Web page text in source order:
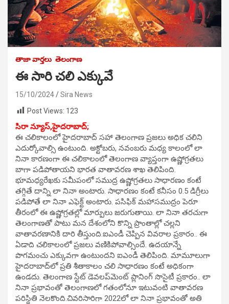
తాజా వార్తలు తెలంగాణ
ఈ సారి చలి ఎక్కువే
15/10/2024
Sira News
Post Views: 123
సిరా న్యూస్,హైదరాబాద్;
ఈ చలికాలంలో హైదరాబాద్‌ సహా తెలంగాణ ప్రజలు అధిక చలిని
ఎదుర్కోవాల్సి ఉంటుంది. అక్టోబరు, నవంబరు మధ్య కాలంలో లా
నినా కారణంగా ఈ చలికాలంలో తెలంగాణ వ్యాప్తంగా ఉష్ణోగ్రతలు
బాగా పడిపోతాయని భారత వాతావరణ శాఖ తెలిపింది.
భూమధ్యరేఖకు సమీపంలో సముద్ర ఉష్ణోగ్రతలు సాధారణం కంటే
తగ్గితే దాన్ని లా నినా అంటారు. సాధారణం కంటే కనీసం 0.5 డిగ్రీలు
పడిపోతే లా నినా ఎఫెక్ట్‌ అంటారు. పసిఫిక్ మహాసముద్రం పెరూ
తీరంలో ఈ ఉష్ణోగ్రతల్లో మార్పులు జరుగుతాయి. లా నినా తరచుగా
తెలంగాణతో పాటు మన దేశంలోని కొన్ని ప్రాంతాల్లో చల్లని
వాతావరణానికి దారి తీస్తుంది.ఐఎండీ చెప్పిన వివరాల ప్రకారం.. ఈ
ఏడాది చలికాలంలో ప్రజలు వణికిపోవాల్సిందే. ఉదయాన్నే
పొగమంచు ఎక్కువగా ఉంటుందని ఐఎండీ తెలిపింది. మామూలుగా
హైదరాబాద్‌లో ప్రతి శీతాకాలం చలి సాధారణం కంటే అధికంగా
ఉండదు. తెలంగాణ స్టేట్ డెవలప్‌మెంట్ ప్లానింగ్ సొసైటీ ప్రకారం.. లా
నినా ప్రభావంతో తెలంగాణలో గతంలోనూ ఇటువంటి వాతావరణ
పరిస్థితి నెలకొంది.చివరిసారిగా 2022లో లా నినా ప్రభావంతో అతి